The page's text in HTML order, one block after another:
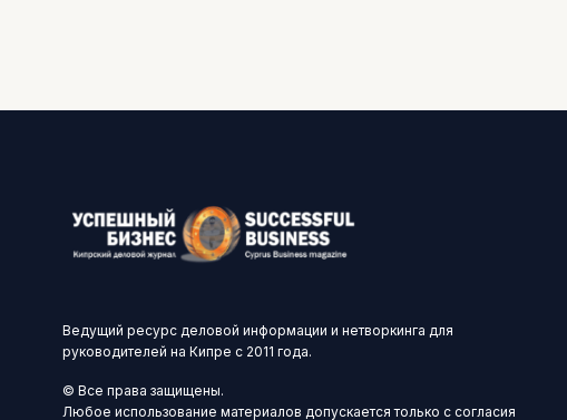
Ведущий ресурс деловой информации и нетворкинга для
руководителей на Кипре с 2011 года.
© Все права защищены.
Любое использование материалов допускается только с согласия